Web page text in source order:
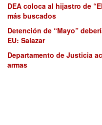
DEA coloca al hijastro de
más buscados
Detención de “Mayo”
EU: Salazar
Departamento de Justicia
armas